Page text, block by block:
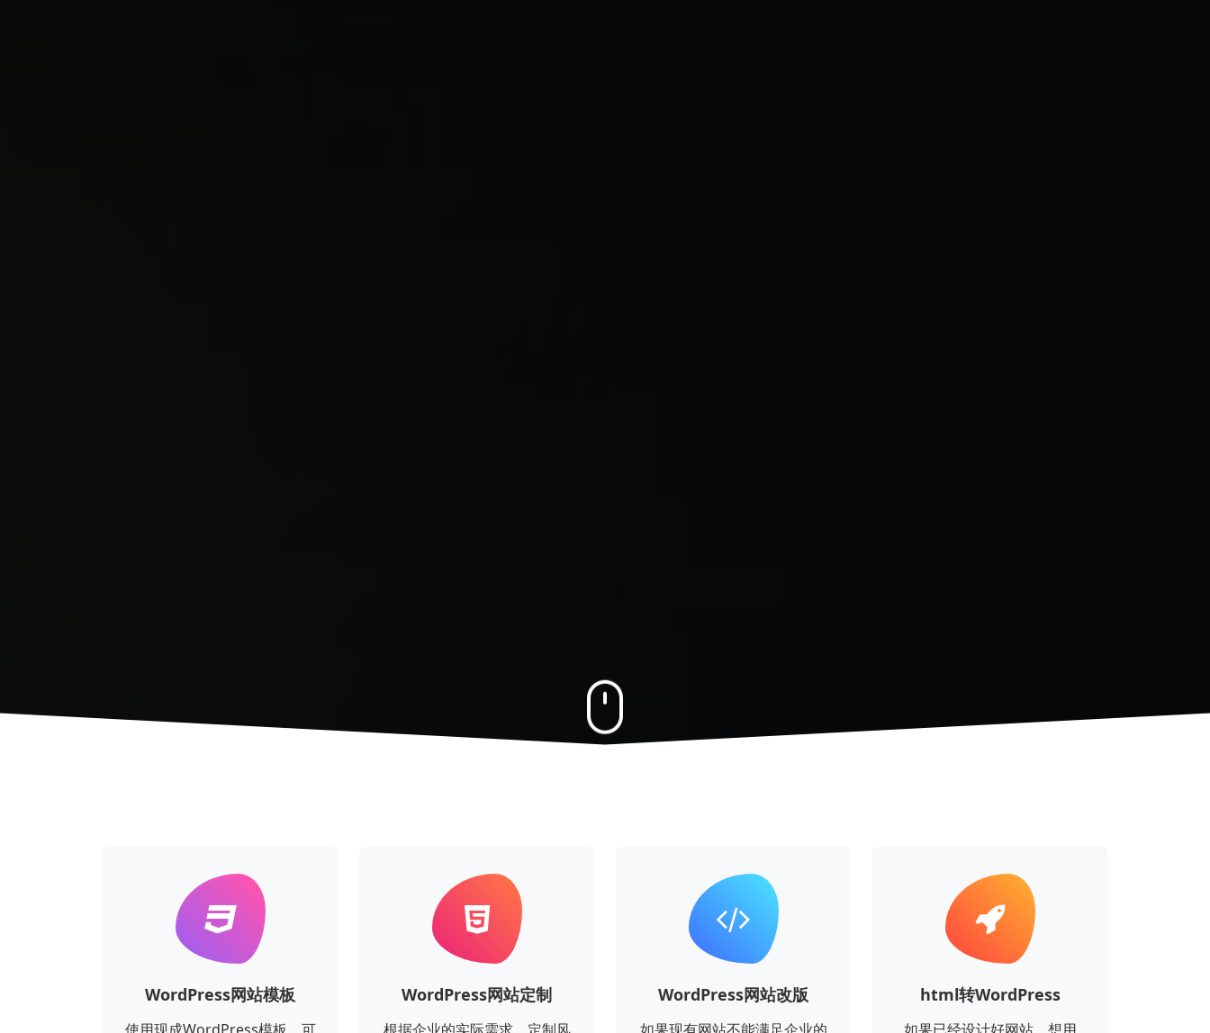
WordPress网站模板
使用现成WordPress模板，可
WordPress网站定制
根据企业的实际需求，定制风
WordPress网站改版
如果现有网站不能满足企业的
html转WordPress
如果已经设计好网站，想用